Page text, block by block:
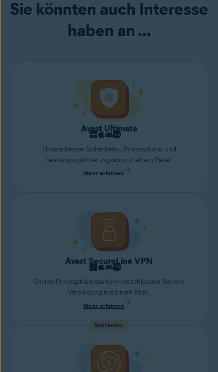
Zugriffsversuche per Fernzugriff sowie Hackerangriffe auf Ihre
Webcam von Ihrem Gerät fern.
Sie könnten auch Interesse
haben an ...
Avast Ultimate
Unsere besten Sicherheits-, Privatsphäre- und
Leistungsoptimierungsapps in einem Paket.
Mehr erfahren
Avast SecureLine VPN
Online-Privatsphäre stärken– verschlüsseln Sie Ihre
Verbindung mit einem Klick.
Mehr erfahren
Kostenlos